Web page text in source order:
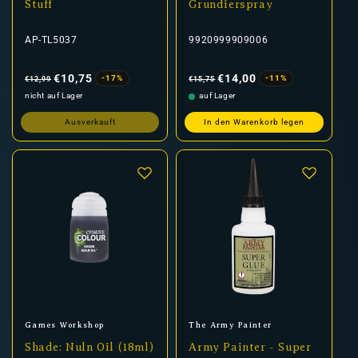
Stuff
AP-TL5037
Preis
€12,99 €10,75
-17%
nicht auf Lager
Ausverkauft
Grundierspray
9920999909006
Preis
€15,75 €14,00
-11%
auf Lager
In den Warenkorb legen
Anbieter:
Games Workshop
Shade: Nuln Oil (18ml)
Anbieter:
The Army Painter
Army Painter - Super